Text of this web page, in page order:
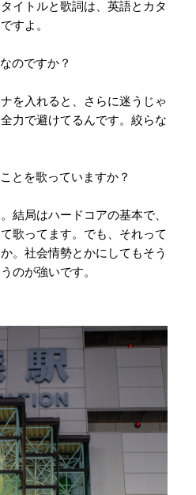
イトルと歌詞は、英語とカタ
すよ。
のですか？
を入れると、さらに迷うじゃ
力で避けてるんです。絞らな
とを歌っていますか？
結局はハードコアの基本で、
歌ってます。でも、それって
。社会情勢とかにしてもそう
のが強いです。